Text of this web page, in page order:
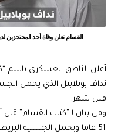
القسام تعلن وفاة أحد المحتجزين
أعلن الناطق العسكري باسم
نداف بوبلابيل الذي يحمل
قبل شهر.
وفي بيان لـ”كتاب القسام” قال
51 عاما ويحمل الجنسية